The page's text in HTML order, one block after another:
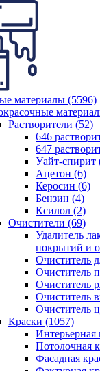
материалы (5596)
Растворители (52)
646
647
Уайт-спирит
Ацетон (6)
Керосин (6)
Бензин (4)
Ксилол (2)
Очистители (69)
Удалитель
покрытий и
Очиститель
Очиститель
Очиститель
Очиститель
Очиститель
Краски (1057)
Интерьерная
Потолочная
Фасадная